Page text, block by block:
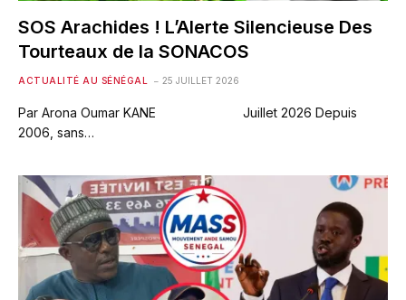
SOS Arachides ! L’Alerte Silencieuse Des
Tourteaux de la SONACOS
ACTUALITÉ AU SÉNÉGAL 25 JUILLET 2026
Par Arona Oumar KANE Juillet 2026 Depuis
2006, sans…